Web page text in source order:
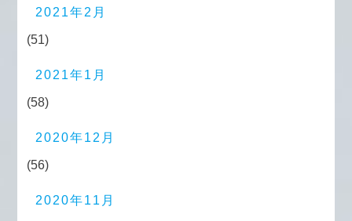
2021年2月
(51)
2021年1月
(58)
2020年12月
(56)
2020年11月